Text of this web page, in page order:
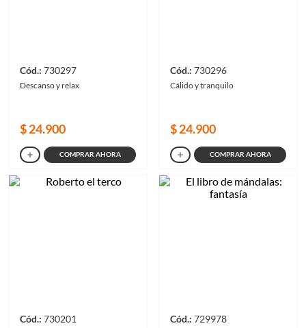
730297
Descanso y relax
$24.900
COMPRAR AHORA
730296
Cálido y tranquilo
$24.900
COMPRAR AHORA
730201 729978